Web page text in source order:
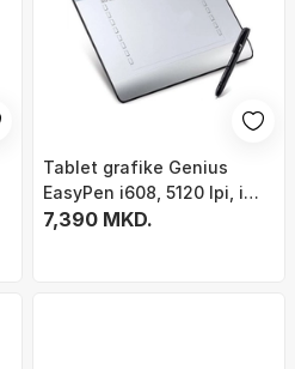
Tablet grafike Genius
EasyPen i608, 5120 lpi, i
hirtë
7,390 MKD.